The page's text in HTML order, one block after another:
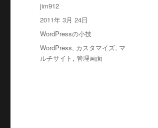
投
稿
jim912
投
稿
2011年 3月 24日
カ
テ
ゴ
リ
WordPressの小技
タ
グ
WordPress, カスタマイズ, マ
ルチサイト ,管理画面